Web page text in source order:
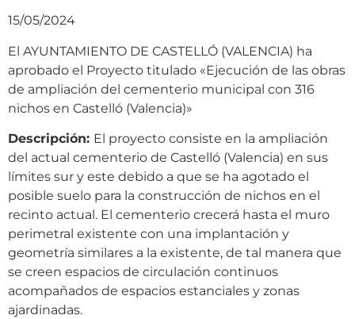
15/05/2024
El AYUNTAMIENTO DE CASTELLÓ (VALENCIA) ha
aprobado el Proyecto titulado «Ejecución de las obras
de ampliación del cementerio municipal con 316
nichos en Castelló (Valencia)»
Descripción: El proyecto consiste en la ampliación
del actual cementerio de Castelló (Valencia) en sus
límites sur y este debido a que se ha agotado el
posible suelo para la construcción de nichos en el
recinto actual. El cementerio crecerá hasta el muro
perimetral existente con una implantación y
geometría similares a la existente, de tal manera que
se creen espacios de circulación continuos
acompañados de espacios estanciales y zonas
ajardinadas.